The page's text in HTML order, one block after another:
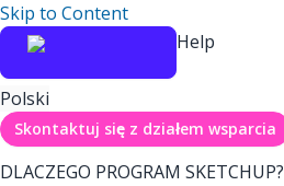
Skip to Content
Help
Polski
Skontaktuj się z działem wsparcia
DLACZEGO PROGRAM SKETCHUP?